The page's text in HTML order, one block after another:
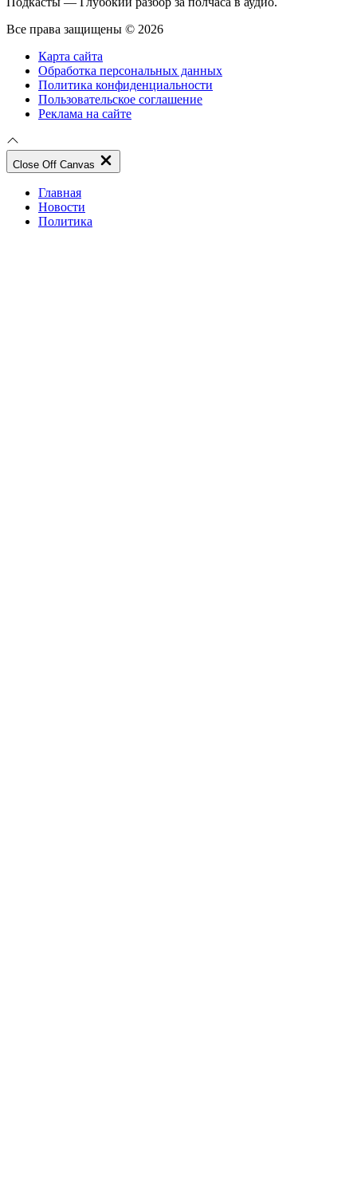
Все права защищены © 2026
Карта сайта
Обработка персональных данных
Политика конфиденциальности
Пользовательское соглашение
Реклама на сайте
Close Off Canvas
Главная
Новости
Политика